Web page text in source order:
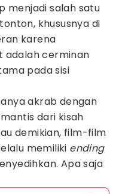
menjadi salah satu
khususnya di
karena
cerminan
pada sisi
akrab dengan
dari kisah
demikian, film-film
memiliki ending
Apa saja